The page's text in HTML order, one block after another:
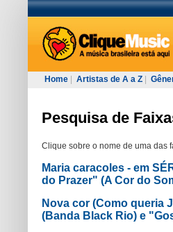
Home Artistas de A a Z
Pesquisa de
Clique sobre o nome de uma das
Maria caracoles - em
do Prazer" (A Cor do
Nova cor (Como queria
(Banda Black Rio) e